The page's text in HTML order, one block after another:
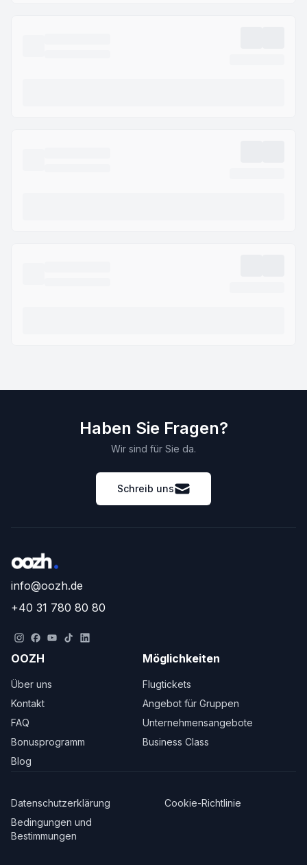
Haben Sie Fragen?
Wir sind für Sie da.
Schreib uns
info@oozh.de
+40 31 780 80 80
OOZH
Über uns
Kontakt
FAQ
Bonusprogramm
Blog
Möglichkeiten
Flugtickets
Angebot für Gruppen
Unternehmensangebote
Business Class
Datenschutzerklärung
Cookie-Richtlinie
Bedingungen und
Bestimmungen